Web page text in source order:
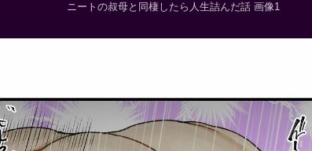
ニートの叔母と同棲したら人生詰んだ話 画像1